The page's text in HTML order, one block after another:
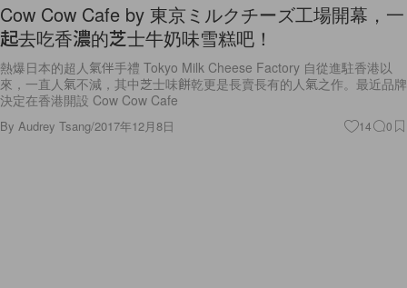
Cow Cow Cafe by 東京ミルクチーズ工場開幕，一
起去吃香濃的芝士牛奶味雪糕吧！
熱爆日本的超人氣伴手禮 Tokyo Milk Cheese Factory 自從進駐香港以
來，一直人氣不減，其中芝士味餅乾更是長賣長有的人氣之作。最近品牌
決定在香港開設 Cow Cow Cafe
By Audrey Tsang/2017年12月8日 14 0